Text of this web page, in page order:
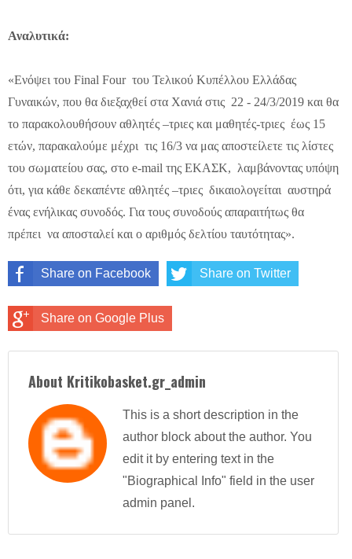
Αναλυτικά:
«Ενόψει του Final Four του Τελικού Κυπέλλου Ελλάδας
Γυναικών, που θα διεξαχθεί στα Χανιά στις 22 - 24/3/2019 και θα
το παρακολουθήσουν αθλητές –τριες και μαθητές-τριες έως 15
ετών, παρακαλούμε μέχρι τις 16/3 να μας αποστείλετε τις λίστες
του σωματείου σας, στο e-mail της ΕΚΑΣΚ, λαμβάνοντας υπόψη
ότι, για κάθε δεκαπέντε αθλητές –τριες δικαιολογείται αυστηρά
ένας ενήλικας συνοδός. Για τους συνοδούς απαραιτήτως θα
πρέπει να αποσταλεί και ο αριθμός δελτίου ταυτότητας».
Share on Facebook Share on Twitter
Share on Google Plus
About Kritikobasket.gr_admin
This is a short description in the
author block about the author. You
edit it by entering text in the
"Biographical Info" field in the user
admin panel.